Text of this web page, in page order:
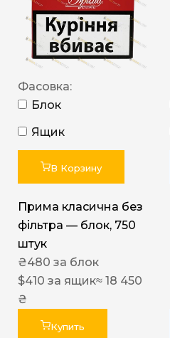
Фасовка:
Блок
Ящик
В Корзину
Прима класична без
фільтра — блок, 750
штук
₴480 за блок
$410 за ящик≈ 18 450
₴
Купить